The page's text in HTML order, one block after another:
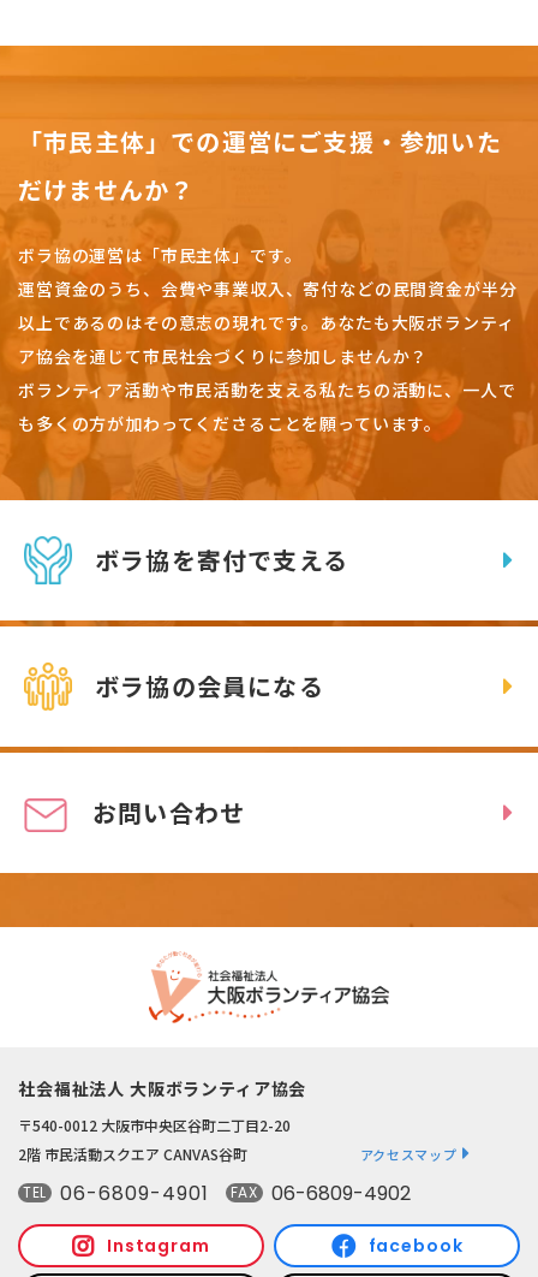
「市民主体」での運営にご支援・参加いた
だけませんか？
ボラ協の運営は「市民主体」です。
運営資金のうち、会費や事業収入、寄付などの民間資金が半分
以上であるのはその意志の現れです。 あなたも大阪ボランティ
ア協会を通じて市民社会づくりに参加しませんか？
ボランティア活動や市民活動を支える私たちの活動に、一人で
も多くの方が加わってくださることを願っています。
ボラ協を寄付で支える
ボラ協の会員になる
お問い合わせ
社会福祉法人 大阪ボランティア協会
〒540-0012 大阪市中央区谷町二丁目2-20
2階 市民活動スクエア CANVAS谷町
アクセスマップ
TEL 06-6809-4901 FAX 06-6809-4902
Instagram facebook